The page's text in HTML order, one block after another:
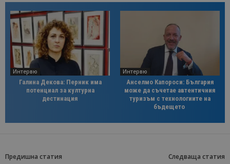
Интервю
Галина Декова: Перник има
потенциал за културна
дестинация
Интервю
Анселмо Капороси: България
може да съчетае автентичния
туризъм с технологиите на
бъдещето
Предишна статия Следваща статия